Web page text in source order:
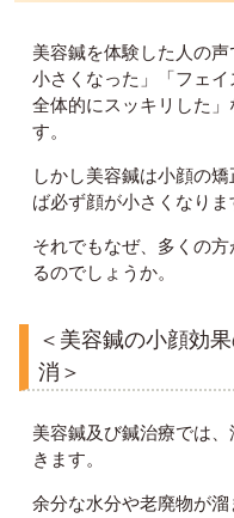
美容鍼を体験した人の
小さくなった」「フェ
全体的にスッキリした
す。
しかし美容鍼は小顔の
ば必ず顔が小さくなりま
それでもなぜ、多くの
るのでしょうか。
＜美容鍼の小顔効
消＞
美容鍼及び鍼治療では
きます。
余分な水分や老廃物が